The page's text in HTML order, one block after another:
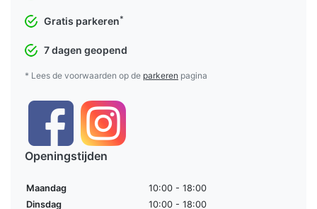
Gratis parkeren*
7 dagen geopend
* Lees de voorwaarden op de parkeren pagina
Openingstijden
Maandag
10:00 - 18:00
Dinsdag
10:00 - 18:00